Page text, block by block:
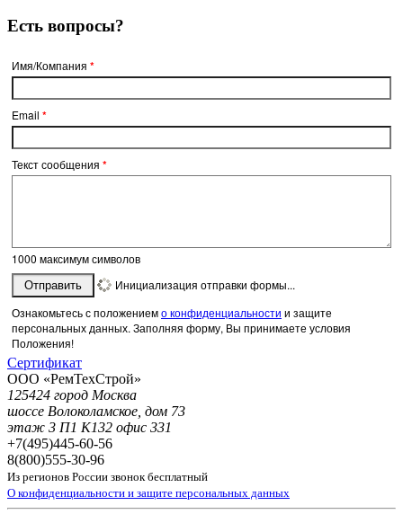
Есть вопросы?
Имя/Компания *
Email *
Текст сообщения *
1000 максимум символов
Отправить
Инициализация отправки формы...
Ознакомьтесь с положениемо конфиденциальности и защите
персональных данных. Заполняя форму, Вы принимаете условия
Положения!
Сертификат
ООО «РемТехСтрой»
125424 город Москва
шоссе Волоколамское, дом 73
этаж 3 П1 К132 офис 331
+7(495)445-60-56
8(800)555-30-96
Из регионов России звонок бесплатный
О конфиденциальности и защите персональных данных